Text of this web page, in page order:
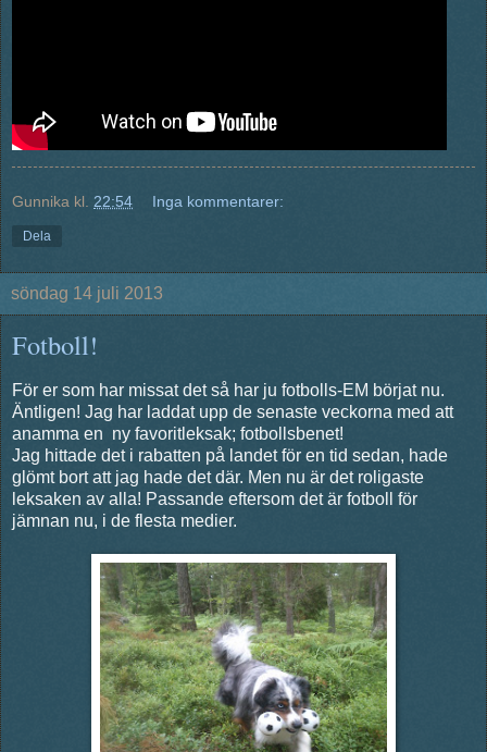
Gunnika kl. 22:54 Inga kommentarer:
Dela
söndag 14 juli 2013
Fotboll!
För er som har missat det så har ju fotbolls-EM börjat nu.
Äntligen! Jag har laddat upp de senaste veckorna med att
anamma en ny favoritleksak; fotbollsbenet!
Jag hittade det i rabatten på landet för en tid sedan, hade
glömt bort att jag hade det där. Men nu är det roligaste
leksaken av alla! Passande eftersom det är fotboll för
jämnan nu, i de flesta medier.